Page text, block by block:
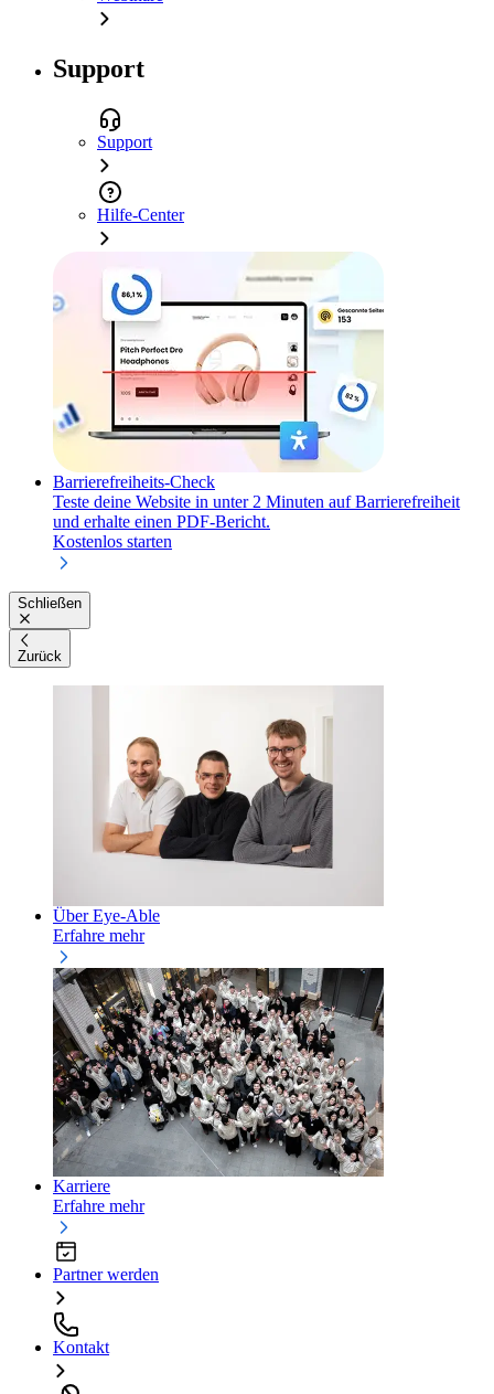
Support
Support
Hilfe-Center
Barrierefreiheits-Check
Teste deine Website in unter 2 Minuten auf Barrierefreiheit
und erhalte einen PDF-Bericht.
Kostenlos starten
Schließen
Zurück
Über Eye-Able
Erfahre mehr
Karriere
Erfahre mehr
Partner werden
Kontakt